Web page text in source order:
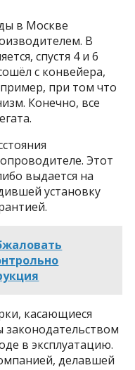
в Москве
В
спустя 4 и 6
с конвейера,
при том что
Конечно, все
Этот
выдается на
установку
касающиеся
законодательством
в эксплуатацию.
делавшей